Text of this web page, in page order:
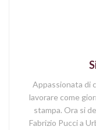
Appassionata di
lavorare come
stampa. Ora si
Fabrizio Pucci a